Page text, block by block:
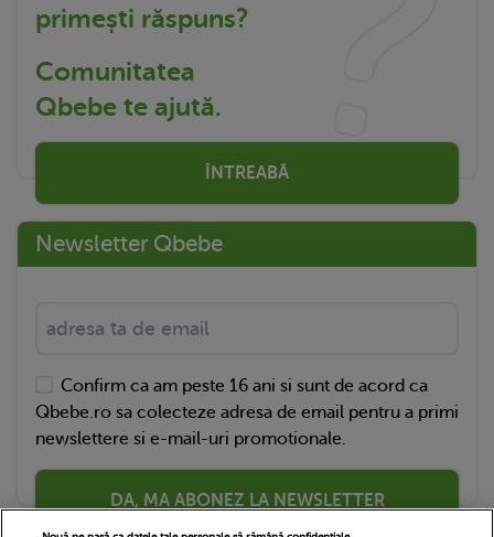
primești răspuns?
Comunitatea
Qbebe te ajută.
ÎNTREABĂ
Newsletter Qbebe
Confirm ca am peste 16 ani si sunt de acord ca
Qbebe.ro sa colecteze adresa de email pentru a primi
newslettere si e-mail-uri promotionale.
DA, MA ABONEZ LA NEWSLETTER